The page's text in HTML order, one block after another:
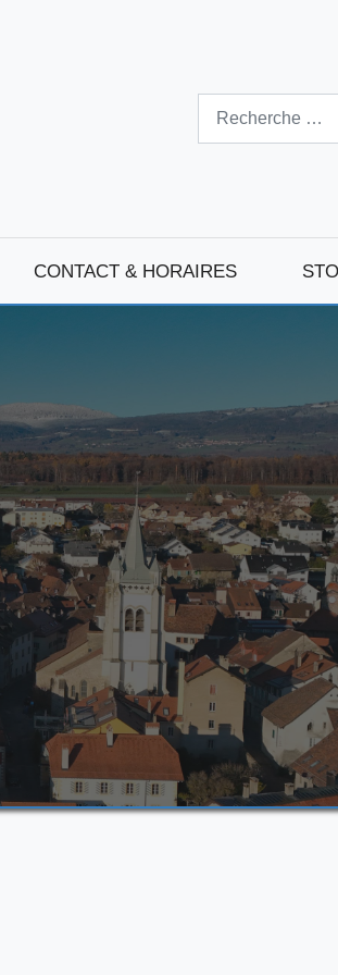
CONTACT & HORAIRES